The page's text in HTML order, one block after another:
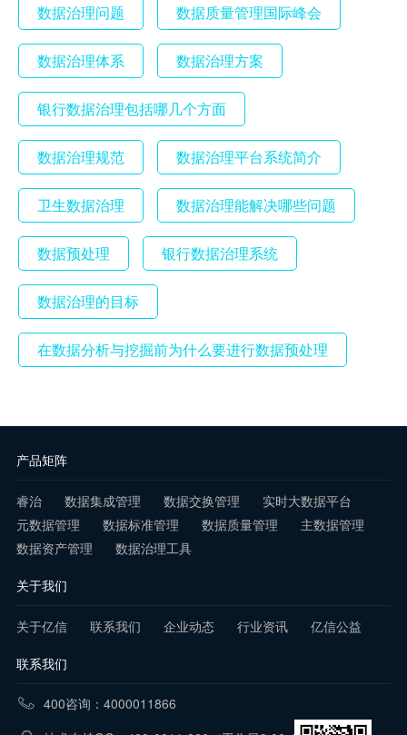
数据治理问题 数据质量管理国际峰会
数据治理体系 数据治理方案
银行数据治理包括哪几个方面
数据治理规范 数据治理平台系统简介
卫生数据治理 数据治理能解决哪些问题
数据预处理 银行数据治理系统
数据治理的目标
在数据分析与挖掘前为什么要进行数据预处理
产品矩阵
睿治 数据集成管理 数据交换管理
实时大数据平台
元数据管理
数据标准管理 数据质量管理
主数据管理
数据资产管理
数据治理工具
关于我们
关于亿信 联系我们 企业动态 行业资讯 亿信公益
联系我们
400咨询：4000011866